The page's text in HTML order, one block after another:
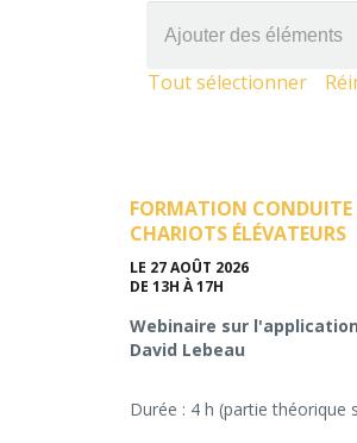
Tout sélectionner
FORMATION CONDUITE
CHARIOTS ÉLÉVATEURS
LE 27 AOÛT 2026
DE 13H À 17H
Webinaire sur
David Lebeau
Durée : 4 h (partie théorique